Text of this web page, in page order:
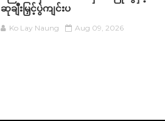
ဆုချီးမြှင့်ပွဲကျင်းပ
Ko Lay Naung Aug 09, 2026